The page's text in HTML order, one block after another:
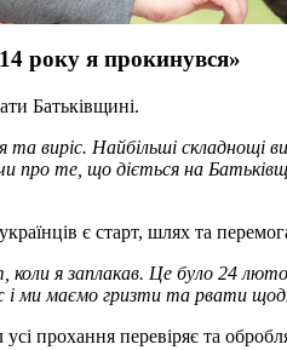
року я прокинувся»
Батьківщині.
та виріс. Найбільші
те, що діється на
є старт, шлях та
я заплакав. Це було 24
і ми маємо гризти та рвати
прохання перевіряє та